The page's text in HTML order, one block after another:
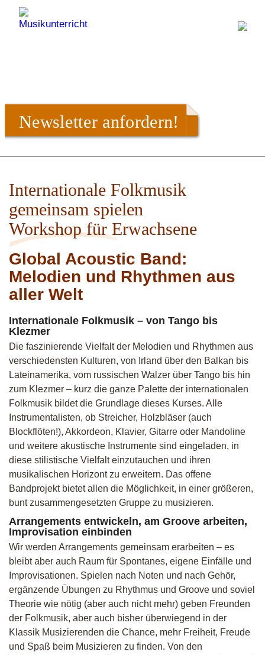
Newsletter anfordern!
Internationale Folkmusik
gemeinsam spielen
Workshop für Erwachsene
Global Acoustic Band:
Melodien und Rhythmen aus
aller Welt
Internationale Folkmusik – von Tango bis
Klezmer
Die faszinierende Vielfalt der Melodien und Rhythmen aus
verschiedensten Kulturen, von Irland über den Balkan bis
Lateinamerika, vom russischen Walzer über Tango bis hin
zum Klezmer – kurz die ganze Palette der internationalen
Folkmusik bildet die Grundlage dieses Kurses. Alle
Instrumentalisten, ob Streicher, Holzbläser (auch
Blockflöten!), Akkordeon, Klavier, Gitarre oder Mandoline
und weitere akustische Instrumente sind eingeladen, in
diese stilistische Vielfalt einzutauchen und ihren
musikalischen Horizont zu erweitern. Das offene
Bandprojekt bietet allen die Möglichkeit, in einer größeren,
bunt zusammengesetzten Gruppe zu musizieren.
Arrangements entwickeln, am Groove arbeiten,
Improvisation einbinden
Wir werden Arrangements gemeinsam erarbeiten – es
bleibt aber auch Raum für Spontanes, eigene Einfälle und
Improvisationen. Spielen nach Noten und nach Gehör,
ergänzende Übungen zu Rhythmus und Groove und soviel
Theorie wie nötig (aber auch nicht mehr) geben Freunden
der Folkmusik, aber auch bisher überwiegend in der
Klassik Musizierenden die Chance, mehr Freiheit, Freude
und Spaß beim Musizieren zu finden. Von den